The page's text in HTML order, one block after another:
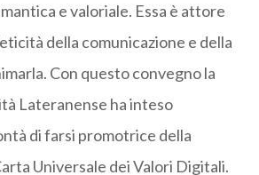
e valoriale. Essa è attore
della comunicazione e della
Con questo convegno la
Lateranense ha inteso
di farsi promotrice della
Universale dei Valori Digitali.